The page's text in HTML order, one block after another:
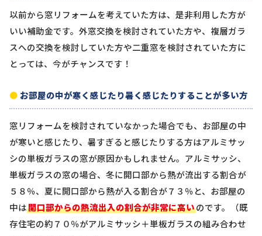
以前から窓リフォームを考えていた方は、是非利用した方が
いい補助金です。外窓交換を検討されていた方や、複層ガラ
スへの交換を検討していた方や二重窓を検討されていた方に
とっては、今がチャンスです！
お部屋の中が寒く感じたり暑く感じたりすることが多い方
窓リフォームを検討されていなかった場合でも、お部屋の中
が寒いと感じたり、暑すぎると感じたりする方はアルミサッ
シの単板ガラスの窓が原因かもしれません。アルミサッシ、
単板ガラスの窓の場合、冬に開口部から熱が流出する割合が
５８％、夏に開口部から熱が入る割合が７３％と、お部屋の
中は開口部からの熱流出入の割合が非常に高いのです。（既
存住宅の約７０％がアルミサッシ＋単板ガラスの組み合わせ